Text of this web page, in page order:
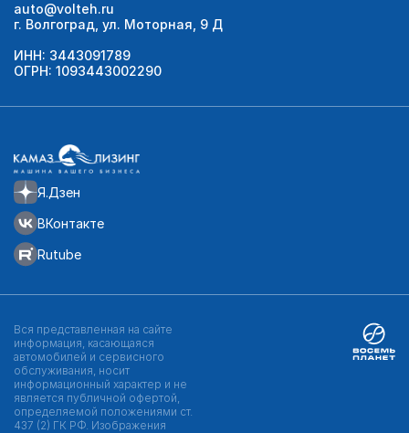
Я.Дзен
ВКонтакте
Rutube
auto@volteh.ru
г. Волгоград, ул. Моторная, 9 Д
ИНН: 3443091789
ОГРН: 1093443002290
Вся представленная на сайте
информация, касающаяся
автомобилей и сервисного
обслуживания, носит
информационный характер и не
является публичной офертой,
определяемой положениями ст.
437 (2) ГК РФ. Изображения